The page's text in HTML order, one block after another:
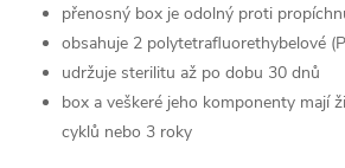
přenosný box je odolný proti
obsahuje 2 polytetrafluorethybelové
udržuje sterilitu až po dobu 30 dnů
box a veškeré jeho komponenty mají
cyklů nebo 3 roky